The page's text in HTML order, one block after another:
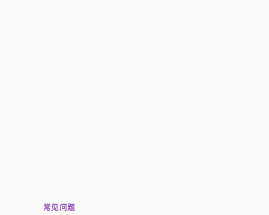
常见问题